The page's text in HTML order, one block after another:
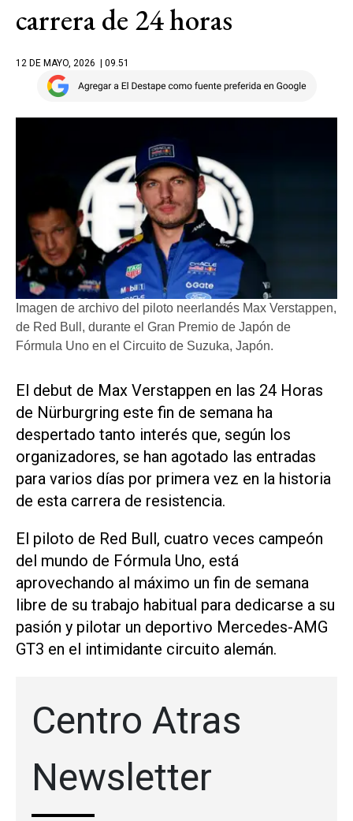
carrera de 24 horas
12 DE MAYO, 2026 | 09.51
Imagen de archivo del piloto neerlandés Max Verstappen,
de Red Bull, durante el Gran Premio de Japón de
Fórmula Uno en el Circuito de Suzuka, Japón.
El ​debut de Max Verstappen en las 24 Horas
de Nürburgring este fin de semana ha
despertado tanto ‌interés que, según los
‌organizadores, se han agotado las entradas
para varios días por primera vez en la historia
de esta carrera de resistencia.
El piloto de Red Bull, cuatro veces campeón
del mundo de Fórmula Uno, está
aprovechando al máximo un fin de semana
libre de su trabajo habitual para dedicarse ​a su
pasión ⁠y pilotar un deportivo Mercedes-AMG
GT3 en el ‌intimidante circuito alemán.